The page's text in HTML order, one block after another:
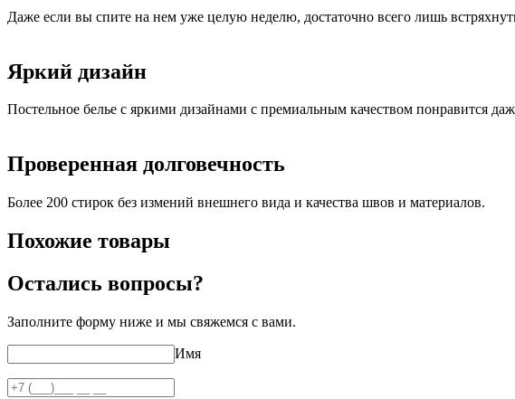
Даже если вы спите на нем уже целую неделю, достаточно всего лишь
Яркий дизайн
Постельное белье с яркими дизайнами с премиальным качеством понравится
Проверенная долговечность
Более 200 стирок без измений внешнего вида и качества швов и материалов.
Похожие товары
Остались вопросы?
Заполните форму ниже и мы свяжемся с вами.
Имя